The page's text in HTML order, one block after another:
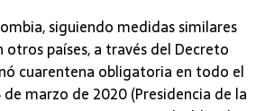
siguiendo medidas similares
países, a través del Decreto
cuarentena obligatoria en todo el
marzo de 2020 (Presidencia de la